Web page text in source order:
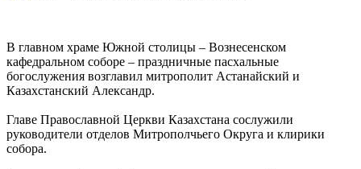
В главном храме Южной столицы – Вознесенском
кафедральном соборе – праздничные пасхальные
богослужения возглавил митрополит Астанайский и
Казахстанский Александр.
Главе Православной Церкви Казахстана сослужили
руководители отделов Митрополчьего Округа и клирики
собора.